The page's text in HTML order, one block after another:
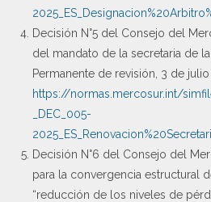
Decisión N°5 del Consejo del
del mandato de la secretaria de
Permanente de revisión, 3 de julio
https://normas.mercosur.int/
_DEC_005-
Decisión N°6 del Consejo del
para la convergencia estructural
“reducción de los niveles de